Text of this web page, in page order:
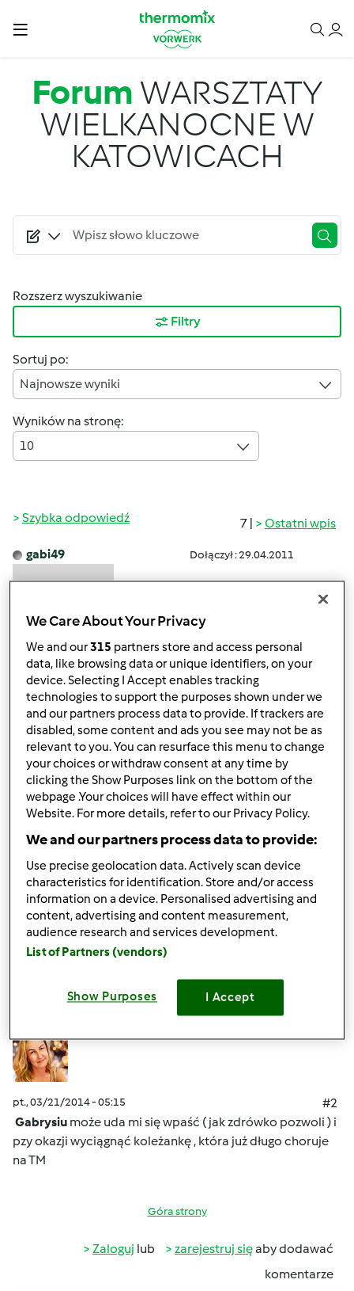
Forum WARSZTATY
WIELKANOCNE W
KATOWICACH
Rozszerz wyszukiwanie
Filtry
Sortuj po:
Najnowsze wyniki
Wyników na stronę:
10
7 | Ostatni wpis
Szybka odpowiedź
gabi49 Dołączył : 29.04.2011
czw., 03/20/2014 - 22:23
Z A P R A S Z A M wszystkich pozytywnie "zakręconych "
Themomixem na świąteczne smakołyki wykonane
podczas Warsztatów WIELKANOCNYCH w Katowicach.
DEGUSTACJA i inne niespodzianki czekają.
Warsztaty odbędą się 30 marca (niedziela) 2014 r o
godz. 16, w KATOWICACH, ul. Sobieskiego 11
Mile widziane osoby , które Thermomixa jeszcze nie
posiadają i nie wiedzą co tracą
Góra strony
Zalogujlub
komentarze
Dołączył : 10.03.2013
pt., 03/21/2014 - 05:15
#2
Gabrysiu może uda mi się wpaść ( jak zdrówko pozwoli ) i
pzy okazji wyciągnąć koleżankę , która już długo choruje
na TM
Góra strony
Zaloguj lub zarejestruj sięaby dodawać
komentarze
We Care About Your Privacy
We and our315 partners store and access personal
data, like browsing data or unique identifiers, on your
device. Selecting I Accept enables tracking
technologies to support the purposes shown under we
and our partners process data to provide. If trackers are
disabled, some content and ads you see may not be as
relevant to you. You can resurface this menu to change
your choices or withdraw consent at any time by
clicking the Show Purposes link on the bottom of the
webpage .Your choices will have effect within our
Website. For more details, refer to our Privacy Policy.
We and our partners process data to provide:
Use precise geolocation data. Actively scan device
characteristics for identification. Store and/or access
information on a device. Personalised advertising and
content, advertising and content measurement,
audience research and services development.
List of Partners (vendors)
Show Purposes I Accept